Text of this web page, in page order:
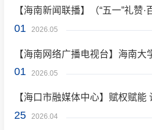
01 2026.05
01 2026.05
25 2026.04